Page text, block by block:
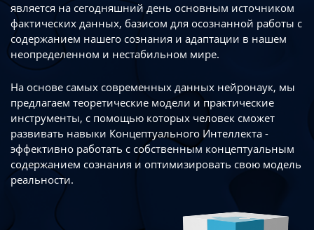
является на сегодняшний день основным источником
фактических данных, базисом для осознанной работы с
содержанием нашего сознания и адаптации в нашем
неопределенном и нестабильном мире.
На основе самых современных данных нейронаук, мы
предлагаем теоретические модели и практические
инструменты, с помощью которых человек сможет
развивать навыки Концептуального Интеллекта -
эффективно работать с собственным концептуальным
содержанием сознания и оптимизировать свою модель
реальности.